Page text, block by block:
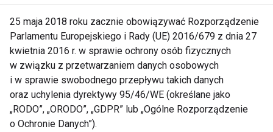
przekształca w witaminę A, wspierając zdrowie
skóry, wzroku i odporności. Dynia jest również
źródłem potasu, który pomaga utrzymać odpowiedni
poziom nawodnienia oraz reguluje ciśnienie krwi.
Dzięki swojej uniwersalności, dynia może być
wykorzystywana w wielu przepisach – od zup po
25 maja 2018 roku zacznie obowiązywać Rozporządzenie
Parlamentu Europejskiego i Rady (UE) 2016/679 z dnia 27
kwietnia 2016 r. w sprawie ochrony osób fizycznych
w związku z przetwarzaniem danych osobowych
i w sprawie swobodnego przepływu takich danych
oraz uchylenia dyrektywy 95/46/WE (określane jako
„RODO”, „ORODO”, „GDPR” lub „Ogólne Rozporządzenie
o Ochronie Danych”).